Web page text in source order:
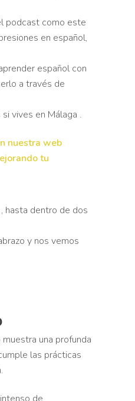
podcast como este
en español,
español con
a través de
vives en Málaga .
hasta dentro de dos
y nos vemos
una profunda
las prácticas